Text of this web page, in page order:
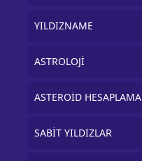
YILDIZNAME
ASTROLOJİ
ASTEROİD HESAPLAMA
SABİT YILDIZLAR